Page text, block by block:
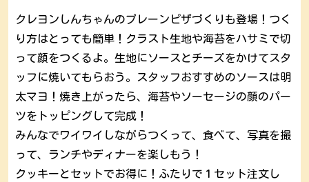
クレヨンしんちゃんのプレーンピザづくりも登場！つく
り方はとっても簡単！クラスト生地や海苔をハサミで切
って顔をつくるよ。生地にソースとチーズをかけてスタ
ッフに焼いてもらおう。スタッフおすすめのソースは明
太マヨ！焼き上がったら、海苔やソーセージの顔のパー
ツをトッピングして完成！
みんなでワイワイしながらつくって、食べて、写真を撮
って、ランチやディナーを楽しもう！
クッキーとセットでお得に！ふたりで１セット注文し